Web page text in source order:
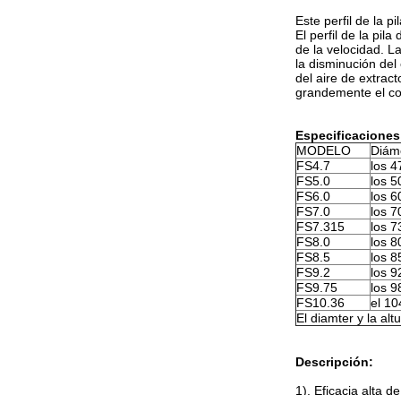
Este perfil de la
El perfil de la pila
de la velocidad.
la disminución
del aire de
grandemente el
MODELO
FS4.7
los
FS5.0
los
FS6.0
los
FS7.0
los
FS7.315
los
FS8.0
los
FS8.5
los
FS9.2
los
FS9.75
los
FS10.36
el
El diamter y la
Descripción:
1). Eficacia alta